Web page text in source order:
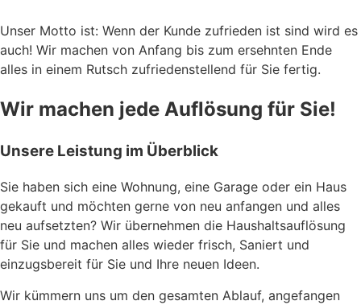
Unser Motto ist: Wenn der Kunde zufrieden ist sind wird es
auch! Wir machen von Anfang bis zum ersehnten Ende
alles in einem Rutsch zufriedenstellend für Sie fertig.
Wir machen jede Auflösung für Sie!​
Unsere Leistung im Überblick
Sie haben sich eine Wohnung, eine Garage oder ein Haus
gekauft und möchten gerne von neu anfangen und alles
neu aufsetzten? Wir übernehmen die Haushaltsauflösung
für Sie und machen alles wieder frisch, Saniert und
einzugsbereit für Sie und Ihre neuen Ideen.
Wir kümmern uns um den gesamten Ablauf, angefangen